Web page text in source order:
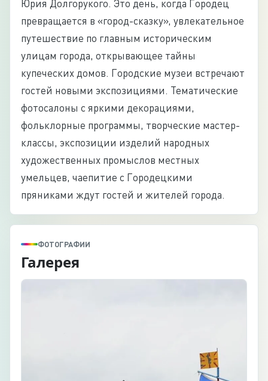
Юрия Долгорукого. Это день, когда Городец
превращается в «город-сказку», увлекательное
путешествие по главным историческим
улицам города, открывающее тайны
купеческих домов. Городские музеи встречают
гостей новыми экспозициями. Тематические
фотосалоны с яркими декорациями,
фольклорные программы, творческие мастер-
классы, экспозиции изделий народных
художественных промыслов местных
умельцев, чаепитие с Городецкими
пряниками ждут гостей и жителей города.
ФОТОГРАФИИ
Галерея